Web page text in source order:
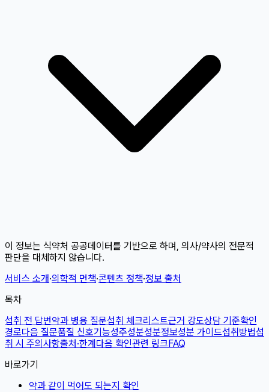
이 정보는 식약처 공공데이터를 기반으로 하며, 의사/약사의 전문적
판단을 대체하지 않습니다.
서비스 소개·의학적 면책·콘텐츠 정책·정보 출처
목차
섭취 전 답변약과 병용 질문섭취 체크리스트근거 강도상담 기준확인
경로다음 질문품질 신호기능성주성분성분정보성분 가이드섭취방법섭
취 시 주의사항출처·한계다음 확인관련 링크FAQ
바로가기
약과 같이 먹어도 되는지 확인